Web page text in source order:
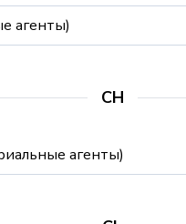
агенты)
CH
агенты)